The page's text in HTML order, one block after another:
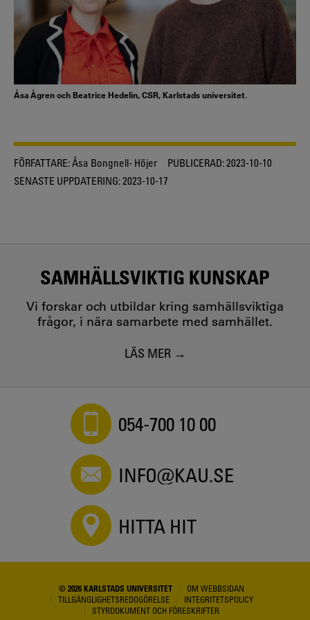
Åsa Ågren och Beatrice Hedelin, CSR, Karlstads universitet.
FÖRFATTARE:Åsa Bongnell- Höjer PUBLICERAD:2023-10-10
SENASTE UPPDATERING:2023-10-17
SAMHÄLLSVIKTIG KUNSKAP
Vi forskar och utbildar kring samhällsviktiga
frågor, i nära samarbete med samhället.
LÄS MER
054-700 10 00
INFO@KAU.SE
HITTA HIT
© 2026 KARLSTADS UNIVERSITET
OM WEBBSIDAN
TILLGÄNGLIGHETSREDOGÖRELSE
INTEGRITETSPOLICY
STYRDOKUMENT OCH FÖRESKRIFTER